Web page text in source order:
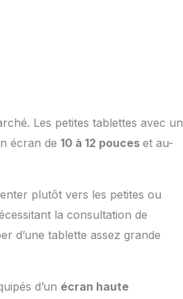
Les petites tablettes avec un
écran de 10 à 12 pouces et au-
plutôt vers les petites ou
la consultation de
d’une tablette assez grande
d’un écran haute